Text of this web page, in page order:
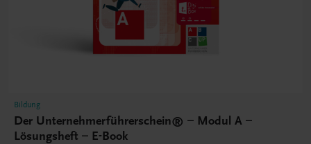
Bildung
Der Unternehmerführerschein® – Modul A –
Lösungsheft – E-Book